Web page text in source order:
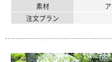
素材
注文プラン